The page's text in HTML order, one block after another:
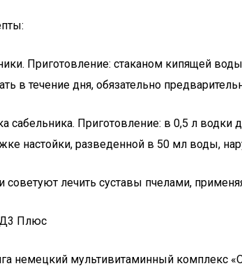
Приготовление: стаканом кипящей
в течение дня, обязательно
сабельника. Приготовление: в 0,5 л
настойки, разведенной в 50 мл воды,
советуют лечить суставы пчелами,
Д3 Плюс
немецкий мультивитаминный комплекс